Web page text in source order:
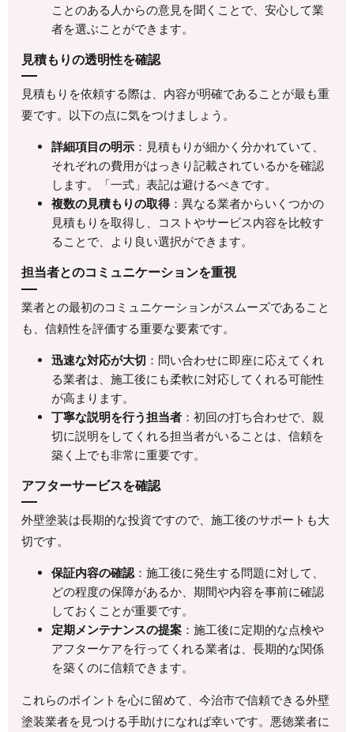
ことのある人からの意見を聞くことで、安心して業
者を選ぶことができます。
見積もりの透明性を確認
見積もりを依頼する際は、内容が明確であることが最も重
要です。以下の点に気をつけましょう。
詳細項目の明示：見積もりが細かく分かれていて、
それぞれの費用がはっきり記載されているかを確認
します。「一式」表記は避けるべきです。
複数の見積もりの取得：異なる業者からいくつかの
見積もりを取得し、コストやサービス内容を比較す
ることで、より良い選択ができます。
担当者とのコミュニケーションを重視
業者との最初のコミュニケーションがスムーズであること
も、信頼性を評価する重要な要素です。
迅速な対応が大切 ：問い合わせに即座に応えてくれ
る業者は、施工後にも柔軟に対応してくれる可能性
が高まります。
丁寧な説明を行う担当者：初回の打ち合わせで、親
切に説明をしてくれる担当者がいることは、信頼を
築く上でも非常に重要です。
アフターサービスを確認
外壁塗装は長期的な投資ですので、施工後のサポートも大
切です。
保証内容の確認：施工後に発生する問題に対して、
どの程度の保障があるか、期間や内容を事前に確認
しておくことが重要です。
定期メンテナンスの提案：施工後に定期的な点検や
アフターケアを行ってくれる業者は、長期的な関係
を築くのに信頼できます。
これらのポイントを心に留めて、今治市で信頼できる外壁
塗装業者を見つける手助けになれば幸いです。悪徳業者に